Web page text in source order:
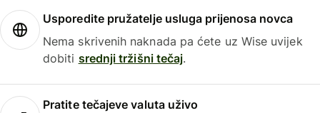
Usporedite pružatelje usluga prijenosa novca
Nema skrivenih naknada pa ćete uz Wise uvijek
dobiti srednji tržišni tečaj.
Pratite tečajeve valuta uživo